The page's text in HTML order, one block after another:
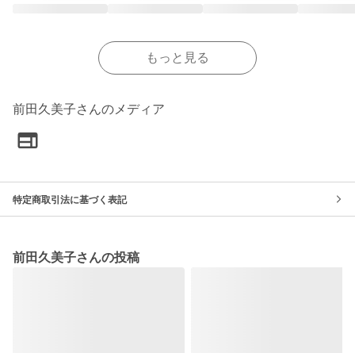
もっと見る
前田久美子さんのメディア
特定商取引法に基づく表記
前田久美子さんの投稿